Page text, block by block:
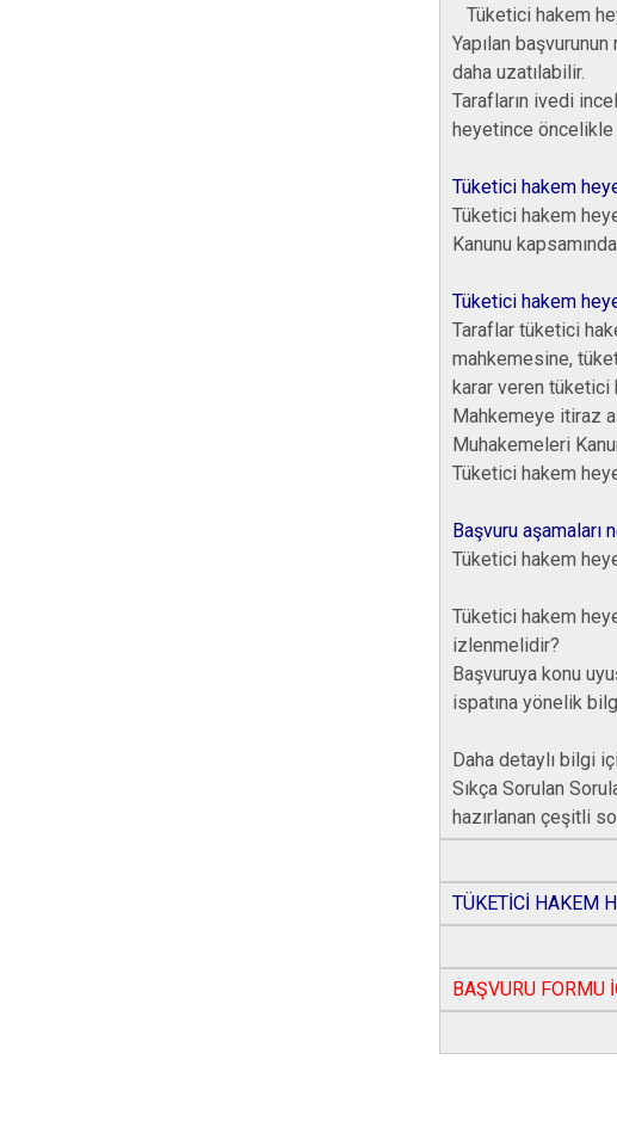
Tüketici hakem
Yapılan
daha uzatılabilir.
Tarafların ivedi
heyetince öncelikle
Tüketici hakem
Tüketici hakem
Kanunu
Tüketici hakem
Taraflar tüketici
mahkemesine,
karar veren tüketici
Mahkemeye itiraz
Muhakemeleri
Tüketici hakem
Başvuru aşamaları
Tüketici hakem
Tüketici hakem
izlenmelidir?
Başvuruya konu
ispatına yönelik
Daha detaylı bilgi
Sıkça Sorulan
hazırlanan çeşitli
TÜKETİCİ HAKEM
BAŞVURU FORMU